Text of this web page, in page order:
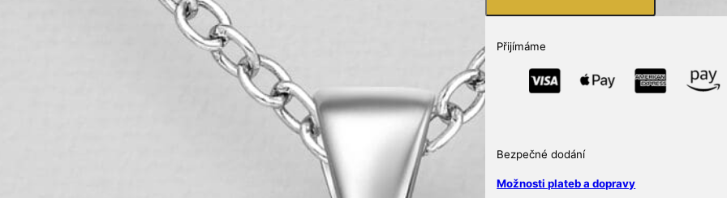
zdobený
simulovanými
diamanty
CZ
Přijímáme
Bezpečné dodání
Možnosti plateb a dopravy